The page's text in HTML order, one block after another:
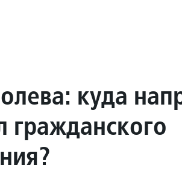
куда
гражданского